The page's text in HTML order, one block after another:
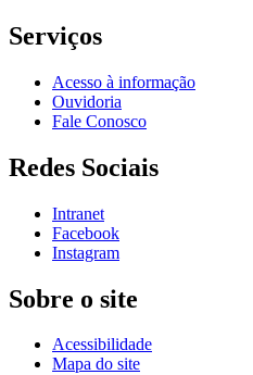
Serviços
Acesso à informação
Ouvidoria
Fale Conosco
Redes Sociais
Intranet
Facebook
Instagram
Sobre o site
Acessibilidade
Mapa do site